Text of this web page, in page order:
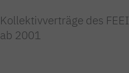
Kollektivverträge des FEEI
ab 2001